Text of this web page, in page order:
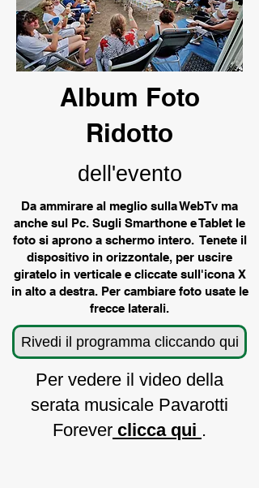
Album Foto
Ridotto
dell'evento
Da ammirare al meglio sulla WebTv ma
anche sul Pc. Sugli Smarthone e Tablet le
foto si aprono a schermo intero. Tenete il
dispositivo in orizzontale, per uscire
giratelo in verticale e cliccate sull'icona X
in alto a destra. Per cambiare foto usate le
frecce laterali.
Rivedi il programma cliccando qui
Per vedere il video della
serata musicale Pavarotti
Forever clicca qui .